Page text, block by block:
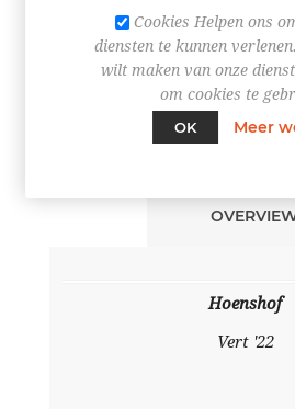
BESTEL NU!
Hoenshof
Vert '22
Cookies Helpen ons
diensten te kunnen
wilt maken van onze
om cookies te
OK
Meer